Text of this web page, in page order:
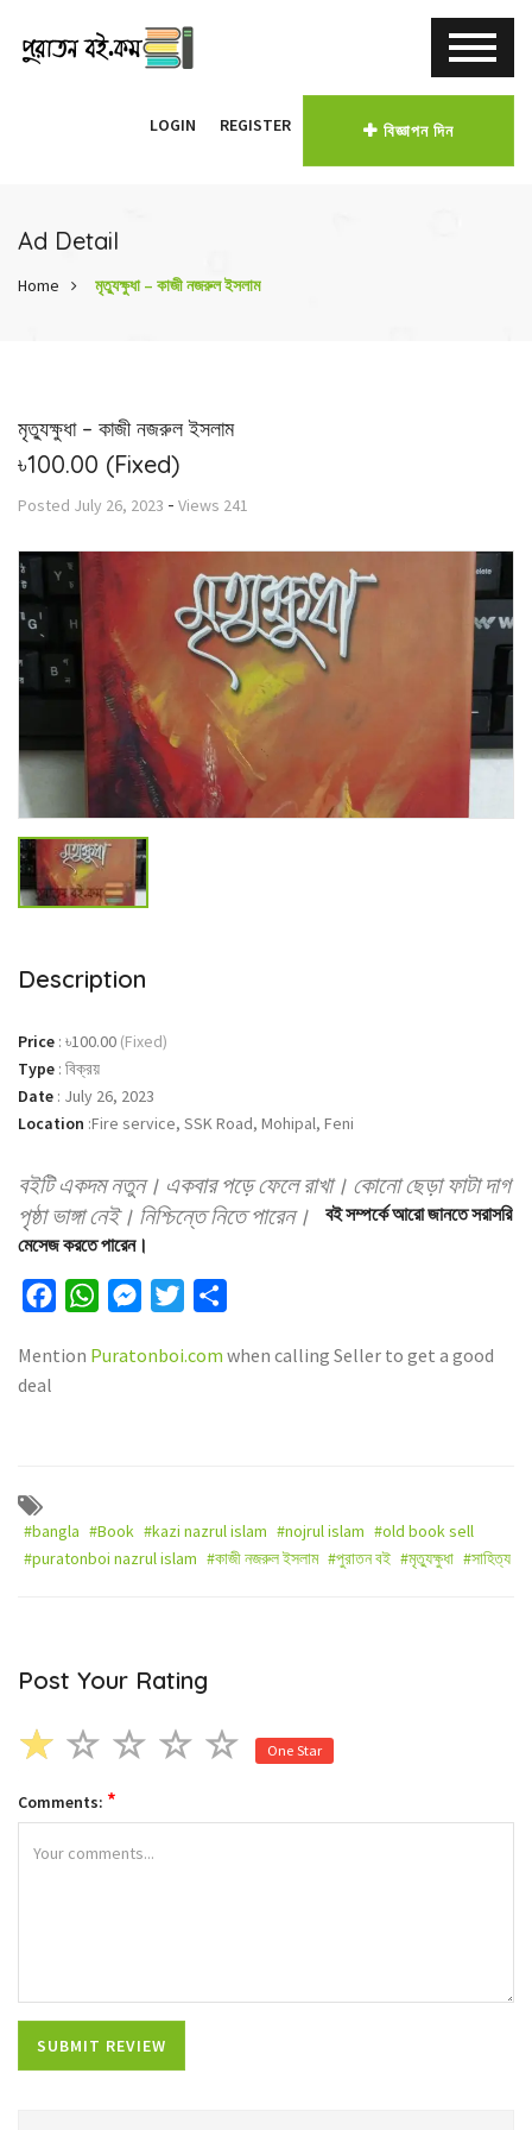
LOGIN REGISTER বিজ্ঞাপন দিন
Ad Detail
Home মৃত্যুক্ষুধা – কাজী নজরুল ইসলাম
মৃত্যুক্ষুধা – কাজী নজরুল ইসলাম
৳100.00 (Fixed)
Posted July 26, 2023 - Views 241
Description
Price : ৳100.00 (Fixed)
Type : বিক্রয়
Date : July 26, 2023
Location :Fire service, SSK Road, Mohipal, Feni
বইটি একদম নতুন। একবার পড়ে ফেলে রাখা। কোনো ছেড়া ফাটা দাগ
পৃষ্ঠা ভাঙ্গা নেই। নিশ্চিন্তে নিতে পারেন।
বই সম্পর্কে আরো জানতে সরাসরি
মেসেজ করতে পারেন।
FacebookWhatsAppMessenger
Twitter
Mention Puratonboi.com when calling Seller to get a good
deal
#bangla #Book #kazi nazrul islam #nojrul islam #old book sell
#puratonboi nazrul islam #কাজী নজরুল ইসলাম #পুরাতন বই #মৃত্যুক্ষুধা #সাহিত্য
Post Your Rating
One Star
Comments: *